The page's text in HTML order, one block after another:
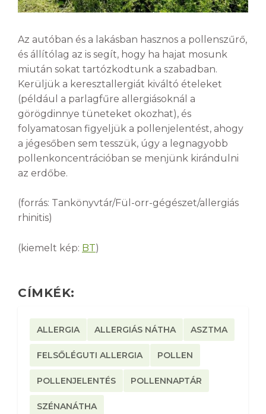
Az autóban és a lakásban hasznos a pollenszűrő,
és állítólag az is segít, hogy ha hajat mosunk
miután sokat tartózkodtunk a szabadban.
Kerüljük a keresztallergiát kiváltó ételeket
(például a parlagfűre allergiásoknál a
görögdinnye tüneteket okozhat), és
folyamatosan figyeljük a pollenjelentést, ahogy
a jégesőben sem tesszük, úgy a legnagyobb
pollenkoncentrációban se menjünk kirándulni
az erdőbe.
(forrás: Tankönyvtár/Fül-orr-gégészet/allergiás
rhinitis)
(kiemelt kép: BT)
CÍMKÉK:
ALLERGIA ALLERGIÁS NÁTHA ASZTMA
FELSŐLÉGUTI ALLERGIA POLLEN
POLLENJELENTÉS POLLENNAPTÁR
SZÉNANÁTHA